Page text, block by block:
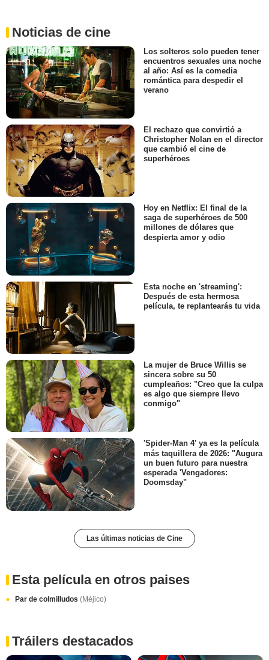
Noticias de cine
Los solteros solo pueden tener
encuentros sexuales una noche
al año: Así es la comedia
romántica para despedir el
verano
El rechazo que convirtió a
Christopher Nolan en el director
que cambió el cine de
superhéroes
Hoy en Netflix: El final de la
saga de superhéroes de 500
millones de dólares que
despierta amor y odio
Esta noche en 'streaming':
Después de esta hermosa
película, te replantearás tu vida
La mujer de Bruce Willis se
sincera sobre su 50
cumpleaños: "Creo que la culpa
es algo que siempre llevo
conmigo"
'Spider-Man 4' ya es la película
más taquillera de 2026: "Augura
un buen futuro para nuestra
esperada 'Vengadores:
Doomsday"
Las últimas noticias de Cine
Esta película en otros paises
Par de colmilludos (Méjico)
Tráilers destacados